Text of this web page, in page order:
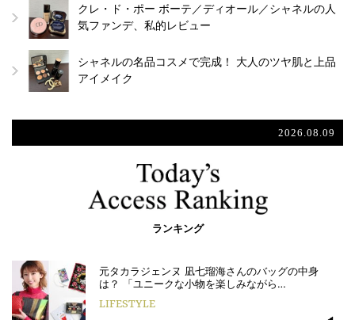
クレ・ド・ポー ボーテ／ディオール／シャネルの人
気ファンデ、私的レビュー
シャネルの名品コスメで完成！ 大人のツヤ肌と上品
アイメイク
2026.08.09
ランキング
元タカラジェンヌ 凪七瑠海さんのバッグの中身
は？ 「ユニークな小物を楽しみながら…
LIFESTYLE